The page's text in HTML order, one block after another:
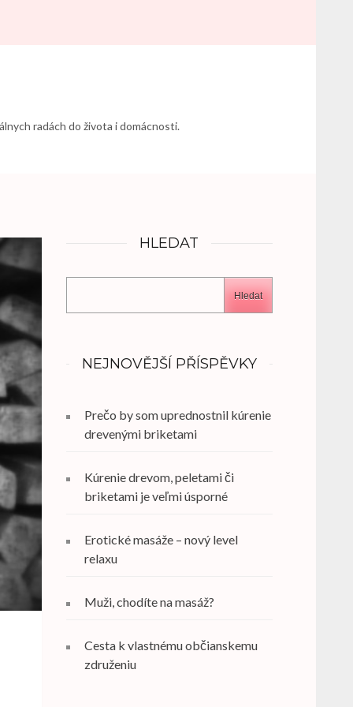
radách do života i domácnosti.
HLEDAT
Hledat
NEJNOVĚJŠÍ PŘÍSPĚVKY
Prečo by som uprednostnil kúrenie
drevenými briketami
Kúrenie drevom, peletami či
briketami je veľmi úsporné
Erotické masáže – nový level
relaxu
Muži, chodíte na masáž?
Cesta k vlastnému občianskemu
združeniu